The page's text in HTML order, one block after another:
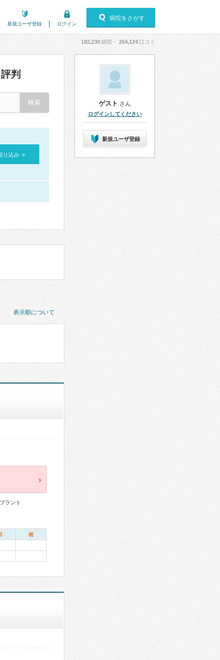
新規ユーザ登録 ログイン
病院をさがす
182,230病院・ 264,124 口コミ
判
り込み »
表示順について
ラント
祝
ゲスト さん
ログインしてください
新規ユーザ登録